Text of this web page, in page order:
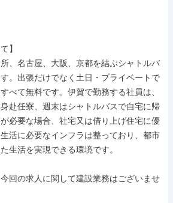
】
、名古屋、大阪、京都を結ぶシャトルバ
。出張だけでなく土日・プライベートで
べて無料です。伊賀で勤務する社員は、
赴任寮、週末はシャトルバスで自宅に帰
必要な場合、社宅又は借り上げ住宅に優
活に必要なインフラは整っており、都市
生活を実現できる環境です。
今回の求人に関して建設業務はございませ